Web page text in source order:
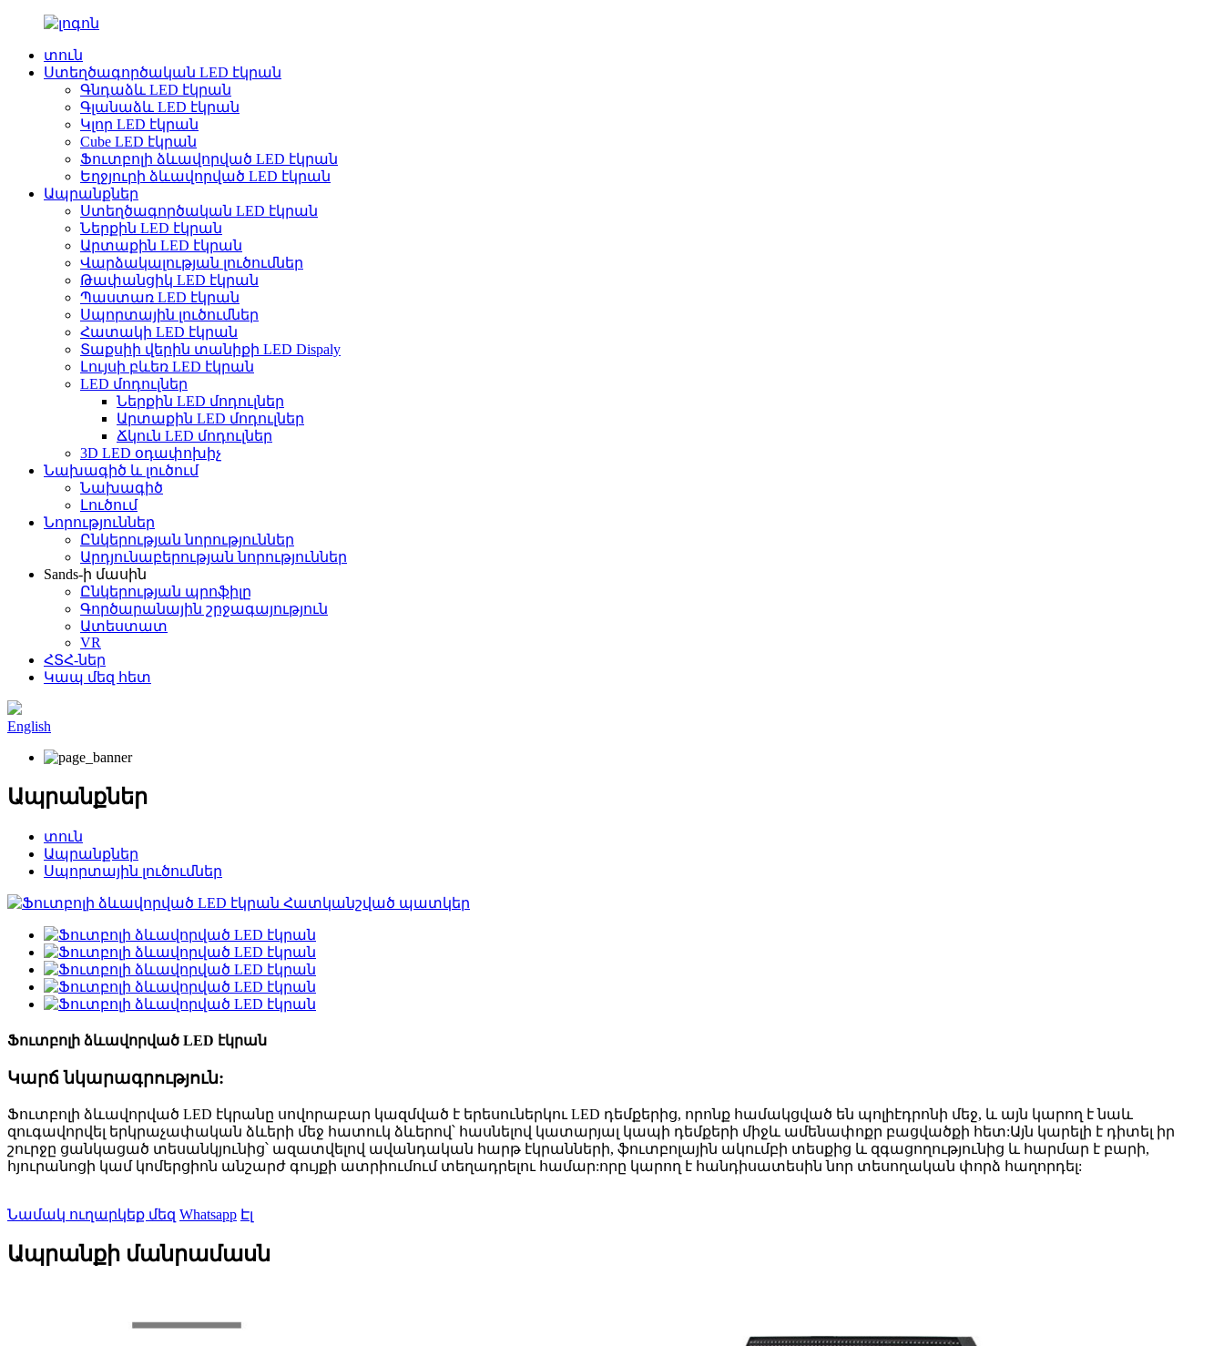
տուն
Ստեղծագործական LED էկրան
Գնդաձև LED էկրան
Գլանաձև LED էկրան
Կլոր LED էկրան
Cube LED էկրան
Ֆուտբոլի ձևավորված LED էկրան
Եղջյուրի ձևավորված LED էկրան
Ապրանքներ
Ստեղծագործական LED էկրան
Ներքին LED էկրան
Արտաքին LED էկրան
Վարձակալության լուծումներ
Թափանցիկ LED էկրան
Պաստառ LED էկրան
Սպորտային լուծումներ
Հատակի LED էկրան
Տաքսիի վերին տանիքի LED Dispaly
Լույսի բևեռ LED էկրան
LED մոդուլներ
Ներքին LED մոդուլներ
Արտաքին LED մոդուլներ
Ճկուն LED մոդուլներ
3D LED օդափոխիչ
Նախագիծ և լուծում
Նախագիծ
Լուծում
Նորություններ
Ընկերության նորություններ
Արդյունաբերության նորություններ
Sands-ի մասին
Ընկերության պրոֆիլը
Գործարանային շրջագայություն
Ատեստատ
VR
ՀՏՀ-ներ
Կապ մեզ հետ
English
Ապրանքներ
տուն
Ապրանքներ
Սպորտային լուծումներ
Ֆուտբոլի ձևավորված LED էկրան
Կարճ նկարագրություն:
Ֆուտբոլի ձևավորված LED էկրանը սովորաբար կազմված է երեսուներկու LED դեմքերից, որոնք համակցված են պոլիէդրոնի մեջ, և այն կարող է նաև
զուգավորվել երկրաչափական ձևերի մեջ հատուկ ձևերով՝ հասնելով կատարյալ կապի դեմքերի միջև ամենափոքր բացվածքի հետ:Այն կարելի է դիտել իր
շուրջը ցանկացած տեսանկյունից՝ ազատվելով ավանդական հարթ էկրանների, ֆուտբոլային ակումբի տեսքից և զգացողությունից և հարմար է բարի,
հյուրանոցի կամ կոմերցիոն անշարժ գույքի ատրիումում տեղադրելու համար:որը կարող է հանդիսատեսին նոր տեսողական փորձ հաղորդել:
Նամակ ուղարկեք մեզ Whatsapp Էլ
Ապրանքի մանրամասն